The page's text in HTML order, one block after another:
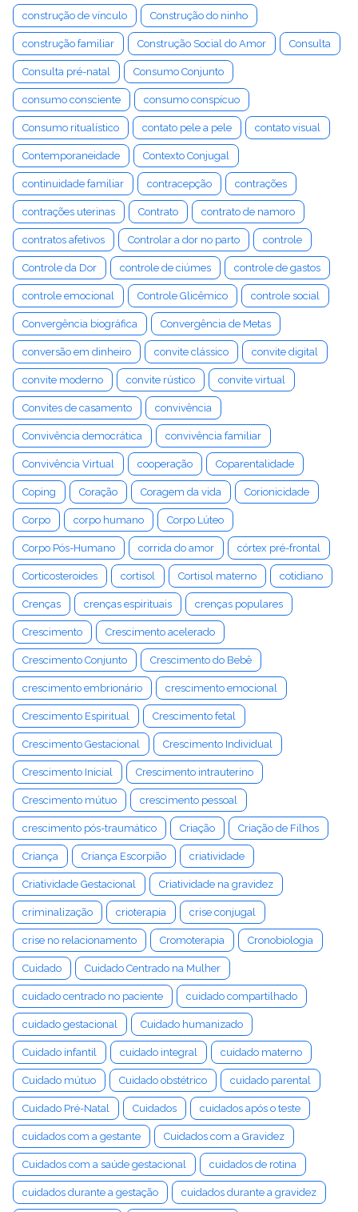
construção de vínculo Construção do ninho
construção familiar Construção Social do Amor Consulta
Consulta pré-natal Consumo Conjunto
consumo consciente consumo conspícuo
Consumo ritualístico contato pele a pele contato visual
Contemporaneidade Contexto Conjugal
continuidade familiar contracepção contrações
contrações uterinas Contrato contrato de namoro
contratos afetivos Controlar a dor no parto controle
Controle da Dor controle de ciúmes controle de gastos
controle emocional Controle Glicêmico controle social
Convergência biográfica Convergência de Metas
conversão em dinheiro convite clássico convite digital
convite moderno convite rústico convite virtual
Convites de casamento convivência
Convivência democrática convivência familiar
Convivência Virtual cooperação Coparentalidade
Coping Coração Coragem da vida Corionicidade
Corpo corpo humano Corpo Lúteo
Corpo Pós-Humano corrida do amor córtex pré-frontal
Corticosteroides cortisol Cortisol materno cotidiano
Crenças crenças espirituais crenças populares
Crescimento Crescimento acelerado
Crescimento Conjunto Crescimento do Bebê
crescimento embrionário crescimento emocional
Crescimento Espiritual Crescimento fetal
Crescimento Gestacional Crescimento Individual
Crescimento Inicial Crescimento intrauterino
Crescimento mútuo crescimento pessoal
crescimento pós-traumático Criação Criação de Filhos
Criança Criança Escorpião criatividade
Criatividade Gestacional Criatividade na gravidez
criminalização crioterapia crise conjugal
crise no relacionamento Cromoterapia Cronobiologia
Cuidado Cuidado Centrado na Mulher
cuidado centrado no paciente cuidado compartilhado
cuidado gestacional Cuidado humanizado
Cuidado infantil cuidado integral cuidado materno
Cuidado mútuo Cuidado obstétrico cuidado parental
Cuidado Pré-Natal Cuidados cuidados após o teste
cuidados com a gestante Cuidados com a Gravidez
Cuidados com a saúde gestacional cuidados de rotina
cuidados durante a gestação cuidados durante a gravidez